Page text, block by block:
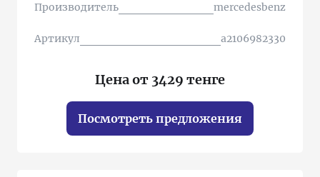
Производитель mercedesbenz
Артикул a2106982330
Цена от 3429 тенге
Посмотреть предложения